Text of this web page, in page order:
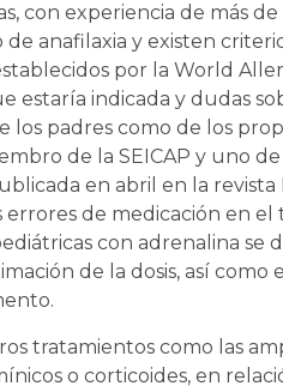
con experiencia de más de
anafilaxia y existen
por la World
estaría indicada y dudas
padres como de los
de la SEICAP y uno
en abril en la revista
de medicación en el
con adrenalina se
de la dosis, así como
tratamientos como las
o corticoides, en